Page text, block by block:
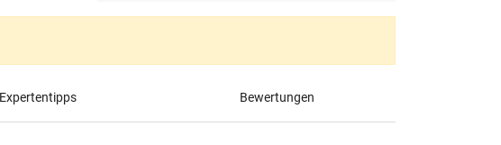
Bewertungen